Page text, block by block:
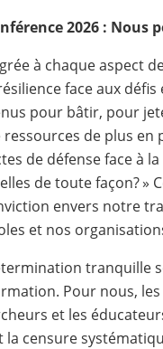
2026 : Nous
à chaque aspect
face aux
pour bâtir, pour
de plus en
de défense face à
de toute façon? »
envers notre
et nos
tranquille
Pour nous,
et les
la censure